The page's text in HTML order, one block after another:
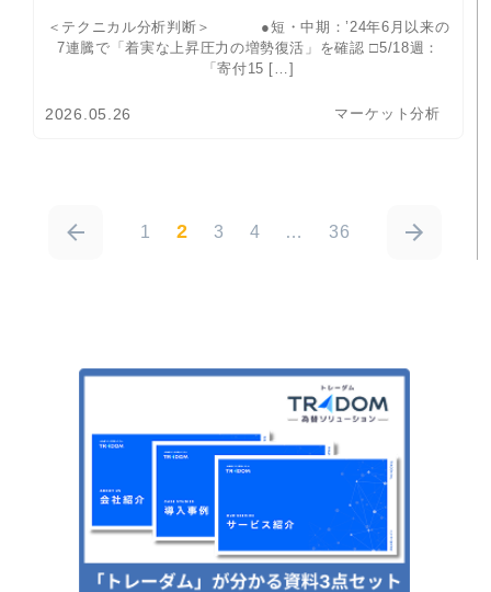
＜テクニカル分析判断＞ ●短・中期：’24年6月以来の
7連騰で「着実な上昇圧力の増勢復活」を確認 □5/18週：
「寄付15 […]
2026.05.26 マーケット分析
1 2 3 4 … 36